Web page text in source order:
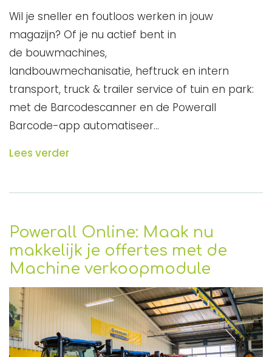
Wil je sneller en foutloos werken in jouw
magazijn? Of je nu actief bent in
de bouwmachines,
landbouwmechanisatie, heftruck en intern
transport, truck & trailer service of tuin en park:
met de Barcodescanner en de Powerall
Barcode-app automatiseer…
Lees verder
Powerall Online: Maak nu
makkelijk je offertes met de
Machine verkoopmodule